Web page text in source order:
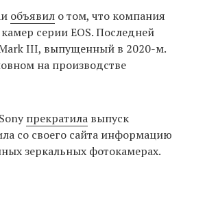
объявило том, что компания
серии EOS. Последней
III, выпущенный в 2020-м.
на производстве
прекратилавыпуск
со своего сайта информацию
зеркальных фотокамерах.